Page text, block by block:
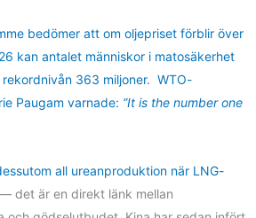
bedömer att om oljepriset förblir över
kan antalet människor i matosäkerhet
363 miljoner. WTO-
Paugam varnade: ”It is the number one
all ureanproduktion när LNG-
— det är en direkt länk mellan